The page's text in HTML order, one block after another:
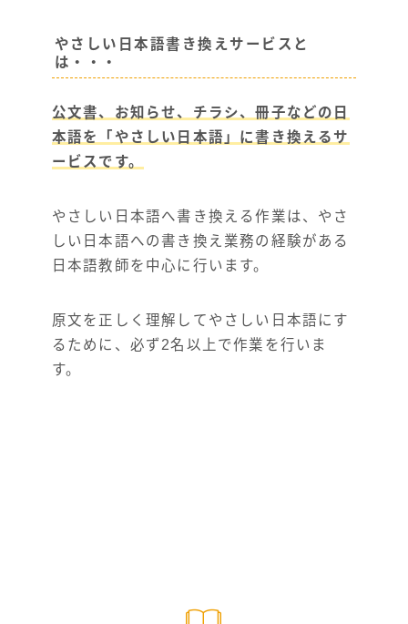
やさしい日本語書き換えサービスと
は・・・
公文書、お知らせ、チラシ、冊子などの日
本語を「やさしい日本語」に書き換えるサ
ービスです。
やさしい日本語へ書き換える作業は、やさ
しい日本語への書き換え業務の経験がある
日本語教師を中心に行います。
原文を正しく理解してやさしい日本語にす
るために、必ず2名以上で作業を行いま
す。